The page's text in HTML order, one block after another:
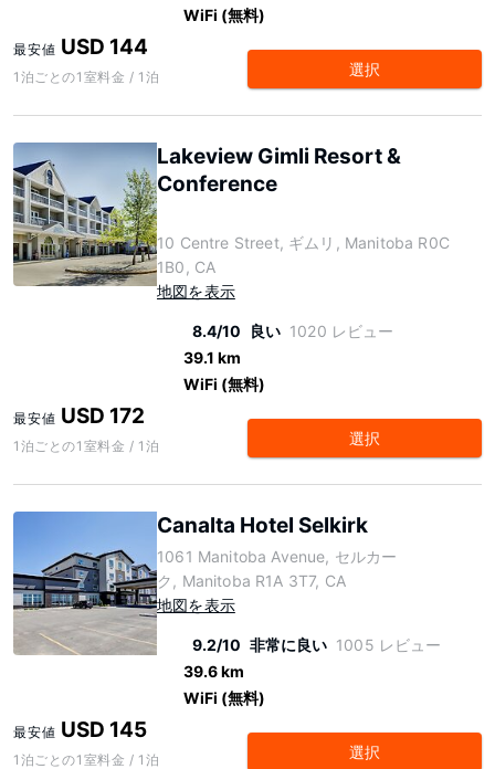
WiFi (無料)
最安値 USD 144
1泊ごとの1室料金 / 1泊 選択
Lakeview Gimli Resort &
Conference
10 Centre Street, ギムリ, Manitoba R0C
1B0, CA
地図を表示
8.4/10 良い 1020 レビュー
39.1 km
WiFi (無料)
最安値 USD 172
1泊ごとの1室料金 / 1泊 選択
Canalta Hotel Selkirk
1061 Manitoba Avenue, セルカー
ク, Manitoba R1A 3T7, CA
地図を表示
9.2/10 非常に良い 1005 レビュー
39.6 km
WiFi (無料)
最安値 USD 145
1泊ごとの1室料金 / 1泊 選択